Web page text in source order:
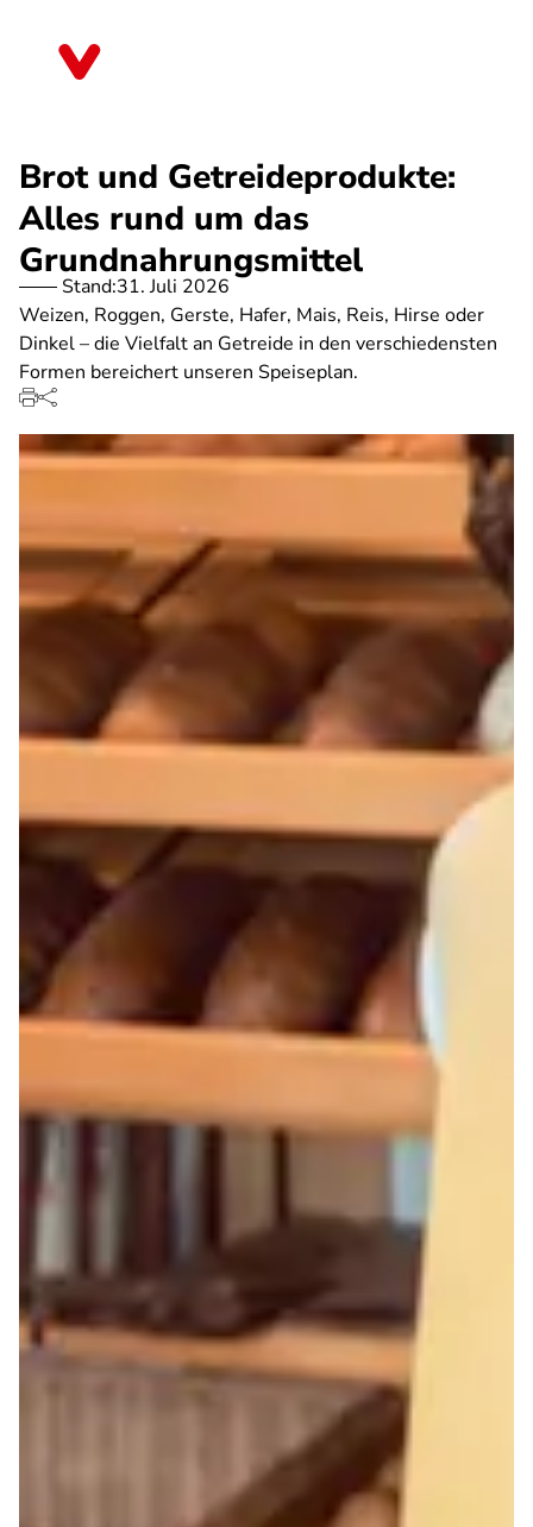
Brot und Getreideprodukte:
Alles rund um das
Grundnahrungsmittel
Stand:31. Juli 2026
Weizen, Roggen, Gerste, Hafer, Mais, Reis, Hirse oder
Dinkel – die Vielfalt an Getreide in den verschiedensten
Formen bereichert unseren Speiseplan.